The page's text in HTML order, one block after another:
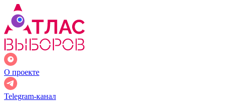
О проекте
Telegram-канал